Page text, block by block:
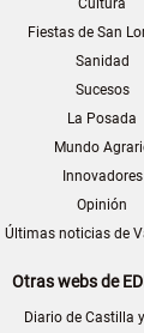
Cultura
Fiestas de San
Sanidad
Sucesos
La Posada
Mundo
Innovadores
Opinión
Últimas noticias de
Otras webs de
Diario de Castilla